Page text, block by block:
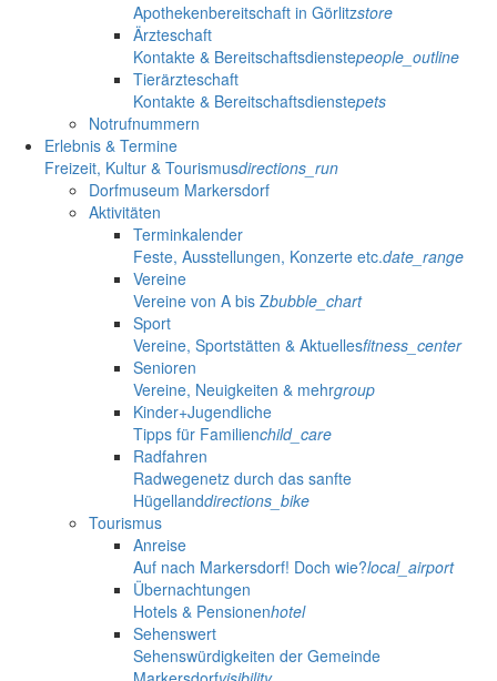
Apothekenbereitschaft in Görlitzstore
Ärzteschaft
Kontakte & Bereitschaftsdienstepeople_outline
Tierärzteschaft
Kontakte & Bereitschaftsdienstepets
Notrufnummern
Erlebnis & Termine
Freizeit, Kultur & Tourismusdirections_run
Dorfmuseum Markersdorf
Aktivitäten
Terminkalender
Feste, Ausstellungen, Konzerte etc.date_range
Vereine
Vereine von A bis Zbubble_chart
Sport
Vereine, Sportstätten & Aktuellesfitness_center
Senioren
Vereine, Neuigkeiten & mehrgroup
Kinder+Jugendliche
Tipps für Familienchild_care
Radfahren
Radwegenetz durch das sanfte
Hügellanddirections_bike
Tourismus
Anreise
Auf nach Markersdorf! Doch wie?local_airport
Übernachtungen
Hotels & Pensionenhotel
Sehenswert
Sehenswürdigkeiten der Gemeinde